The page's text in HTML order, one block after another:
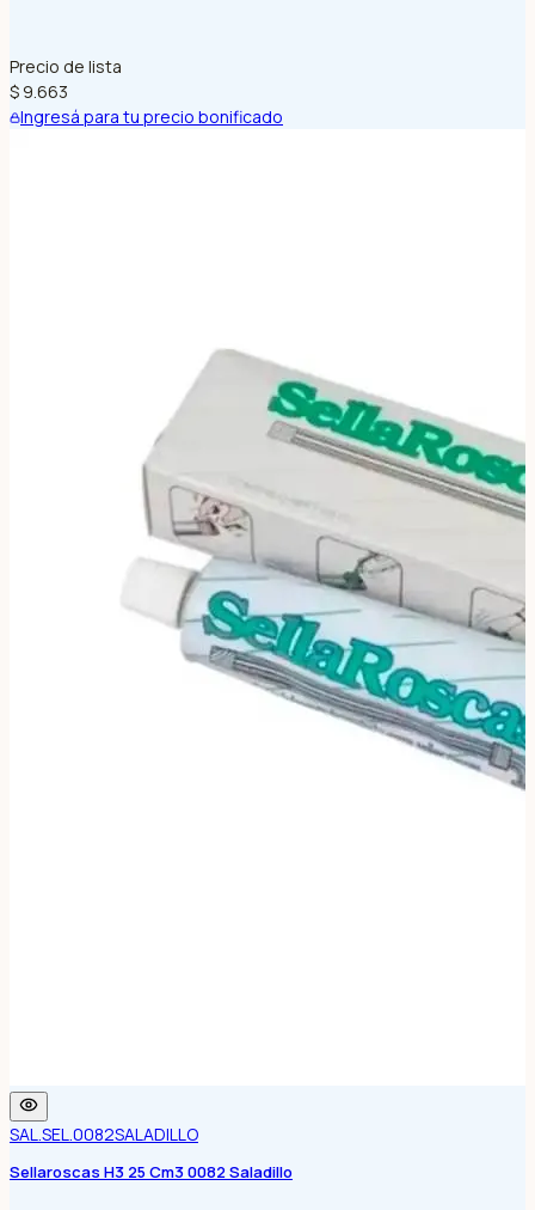
Precio de lista
$ 9.663
Ingresá para tu precio bonificado
SAL.SEL.0082SALADILLO
Sellaroscas H3 25 Cm3 0082 Saladillo